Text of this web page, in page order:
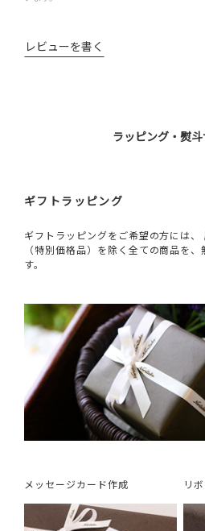
レビューを書く
ラッピング・熨
ギフトラッピング
ギフトラッピングをご希望の方には
（特別価格品）を除く全ての商品を
す。
メッセージカード作成 リ